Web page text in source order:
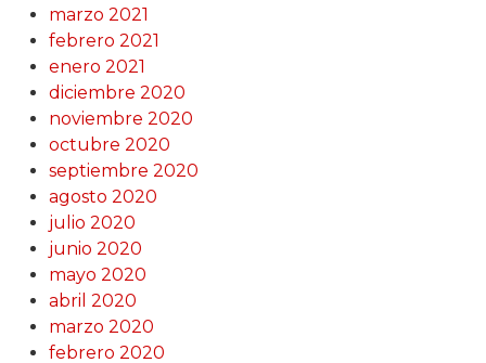
marzo 2021
febrero 2021
enero 2021
diciembre 2020
noviembre 2020
octubre 2020
septiembre 2020
agosto 2020
julio 2020
junio 2020
mayo 2020
abril 2020
marzo 2020
febrero 2020